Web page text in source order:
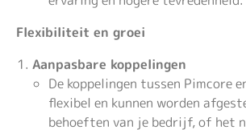
Flexibiliteit en groei
Aanpasbare koppelingen
De koppelingen tussen Pimcore
flexibel en kunnen worden
behoeften van je bedrijf, of het